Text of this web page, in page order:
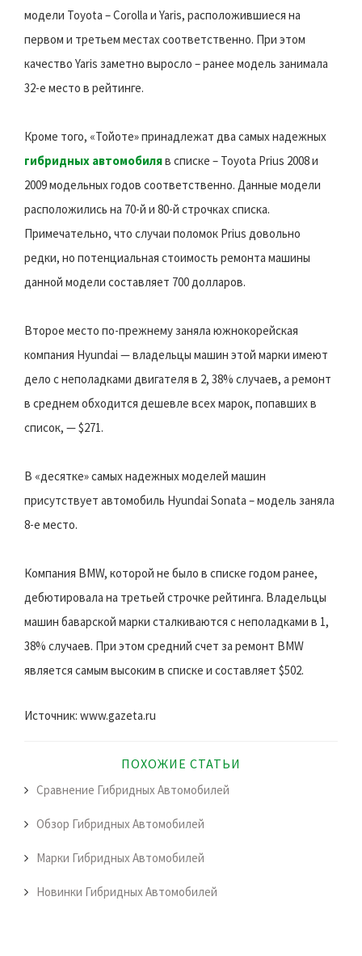
модели Toyota – Corolla и Yaris, расположившиеся на
первом и третьем местах соответственно. При этом
качество Yaris заметно выросло – ранее модель занимала
32-е место в рейтинге.
Кроме того, «Тойоте» принадлежат два самых надежных
гибридных автомобиляв списке – Toyota Prius 2008 и
2009 модельных годов соответственно. Данные модели
расположились на 70-й и 80-й строчках списка.
Примечательно, что случаи поломок Prius довольно
редки, но потенциальная стоимость ремонта машины
данной модели составляет 700 долларов.
Второе место по-прежнему заняла южнокорейская
компания Hyundai — владельцы машин этой марки имеют
дело с неполадками двигателя в 2, 38% случаев, а ремонт
в среднем обходится дешевле всех марок, попавших в
список, — $271.
В «десятке» самых надежных моделей машин
присутствует автомобиль Hyundai Sonata – модель заняла
8-е место.
Компания BMW, которой не было в списке годом ранее,
дебютировала на третьей строчке рейтинга. Владельцы
машин баварской марки сталкиваются с неполадками в 1,
38% случаев. При этом средний счет за ремонт BMW
является самым высоким в списке и составляет $502.
Источник: www.gazeta.ru
ПОХОЖИЕ СТАТЬИ
Сравнение Гибридных Автомобилей
Обзор Гибридных Автомобилей
Марки Гибридных Автомобилей
Новинки Гибридных Автомобилей